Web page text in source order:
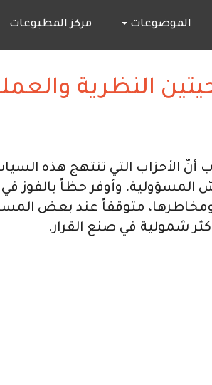
الموضوعات مركز المطبوعات
النظرية
أنّ الأحزاب التي تنتهج هذه
المسؤولية، وأوفر حظاً بالفوز
متوقفاً عند بعض
شمولية في صنع القرار.